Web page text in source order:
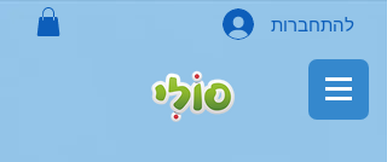
להתחברות